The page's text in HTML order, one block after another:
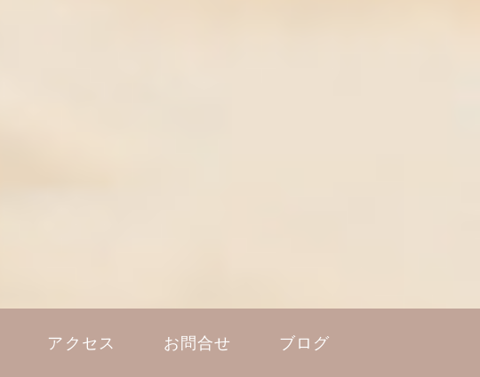
アクセス お問合せ ブログ